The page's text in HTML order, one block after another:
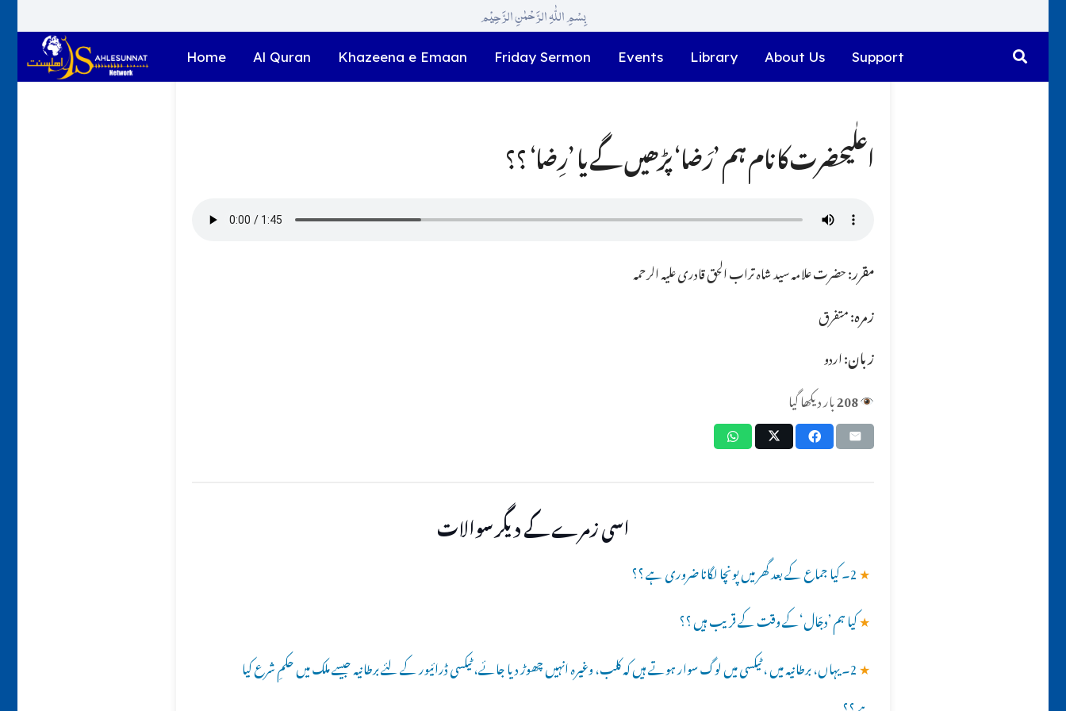
بِسْمِ اللّٰہِ الرَّحْمٰنِ الرَّحِیْم
Home Al Quran Khazeena e Emaan Friday Sermon Events Library About Us Support
اعلٰیحضرت کا نام ہم ’رَضا‘ پڑھیں گے یا ’رِضا‘ ؟؟
مقرر:حضرت علامہ سید شاہ تراب الحق قادری علیہ الرحمہ
زمرہ:متفرق
زبان:اردو
208بار دیکھا گیا
اسی زمرے کے دیگر سوالات
★2۔ کیا جماع کے بعد گھر میں پونچا لگانا ضروری ہے ؟؟
★کیا ہم ’دجّال‘کے وقت کے قریب ہیں ؟؟
★ 2۔ یہاں، برطانیہ میں ، ٹیکسی میں لوگ سوار ہوتے ہیں کہ کلب، وغیرہ انہیں چھوڑ دیا جائے، ٹیکسی ڈرائیور کے لئے برطانیہ جیسے ملک میں حکمِ شرع کیا